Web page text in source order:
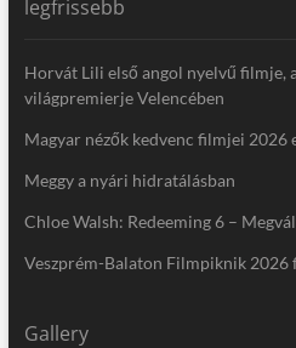
legfrissebb
Horvát Lili első angol nyelvű filmje,
világpremierje Velencében
Magyar nézők kedvenc filmjei 2026
Meggy a nyári hidratálásban
Chloe Walsh: Redeeming 6 –
Veszprém-Balaton Filmpiknik 2026
Gallery